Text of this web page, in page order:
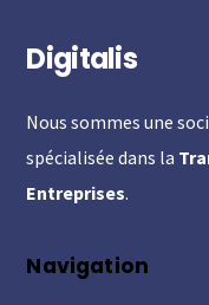
Digitalis
Nous sommes une
spécialisée dans la
Entreprises.
Navigation